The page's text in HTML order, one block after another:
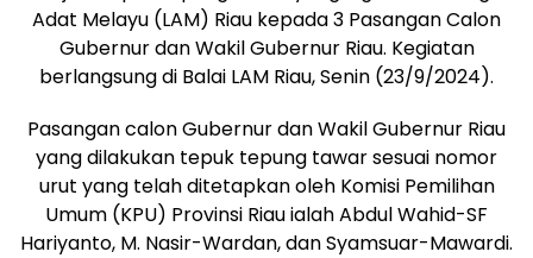
Adat Melayu (LAM) Riau kepada 3 Pasangan Calon
Gubernur dan Wakil Gubernur Riau. Kegiatan
berlangsung di Balai LAM Riau, Senin (23/9/2024).
Pasangan calon Gubernur dan Wakil Gubernur Riau
yang dilakukan tepuk tepung tawar sesuai nomor
urut yang telah ditetapkan oleh Komisi Pemilihan
Umum (KPU) Provinsi Riau ialah Abdul Wahid-SF
Hariyanto, M. Nasir-Wardan, dan Syamsuar-Mawardi.